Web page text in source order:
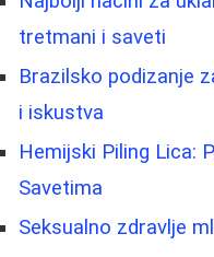
tretmani i saveti
Brazilsko podizanje
i iskustva
Hemijski Piling Lica:
Savetima
Seksualno zdravlje